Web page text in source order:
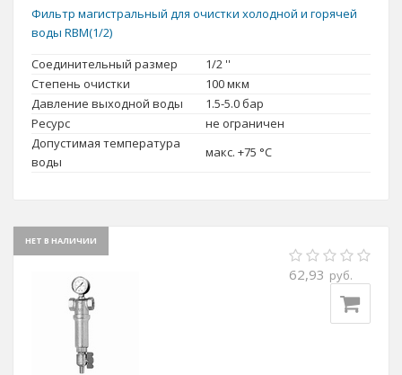
Фильтр магистральный для очистки холодной и горячей
воды RBM(1/2)
Соединительный размер
1/2 ''
Степень очистки
100 мкм
Давление выходной воды
1.5-5.0 бар
Ресурс
не ограничен
Допустимая температура
воды
макс. +75 °C
НЕТ В НАЛИЧИИ
62,93 руб.